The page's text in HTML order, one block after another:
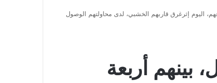
اليوم إثرغرق قاربهم الخشبي، لدى محاولتهم الوصول
بينهم أربعة